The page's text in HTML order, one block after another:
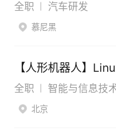
全职 汽车研发
慕尼黑
全职 智能与信息技
北京